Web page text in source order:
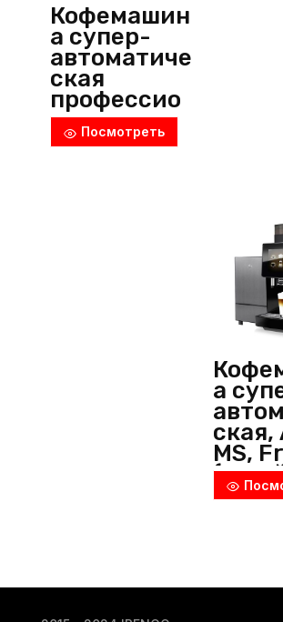
Кофемашин
а супер-
автоматиче
ская
профессио
нальная,
MiniBar S,
Посмотреть
а
ская,
MS,
я)